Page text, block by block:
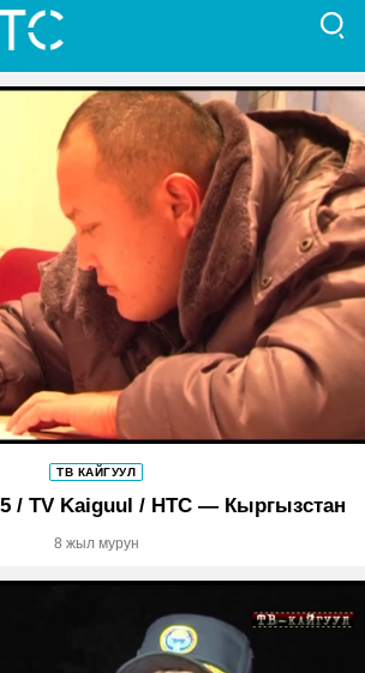
ТВ КАЙГУУЛ
/ TV Kaiguul / НТС — Кыргызстан
8 жыл мурун